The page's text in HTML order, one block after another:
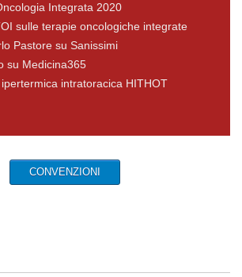
Integrata 2020
sulle terapie oncologiche integrate
Pastore su Sanissimi
su Medicina365
intratoracica HITHOT
CONVENZIONI